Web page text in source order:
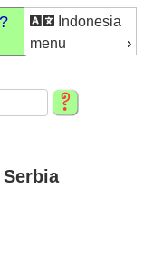
Indonesia
menu